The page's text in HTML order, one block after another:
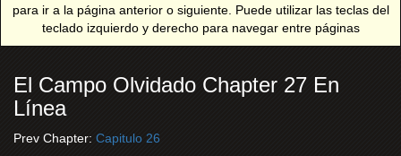
para ir a la página anterior o siguiente. Puede utilizar las teclas del
teclado izquierdo y derecho para navegar entre páginas
El Campo Olvidado Chapter 27 En
Línea
Prev Chapter: Capitulo 26